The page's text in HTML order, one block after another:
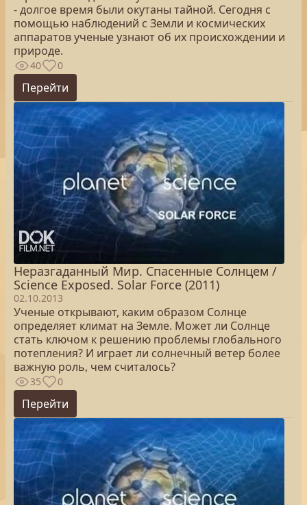
- долгое время были окутаны тайной. Сегодня с
помощью наблюдений с Земли и космических
аппаратов ученые узнают об их происхождении и
природе.
40 0
Перейти
Неразгаданный Мир. Спасенные Солнцем /
Science Exposed. Solar Force (2011)
02.10.2013
Ученые открывают, каким образом Солнце
определяет климат на Земле. Может ли Солнце
стать ключом к решению проблемы глобального
потепления? И играет ли солнечный ветер более
важную роль, чем считалось?
35 0
Перейти